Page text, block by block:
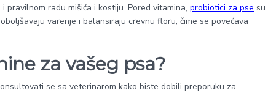
pravilnom radu mišića i kostiju. Pored vitamina, probiotici za pse su
varenje i balansiraju crevnu floru, čime se povećava
za vašeg psa?
se sa veterinarom kako biste dobili preporuku za